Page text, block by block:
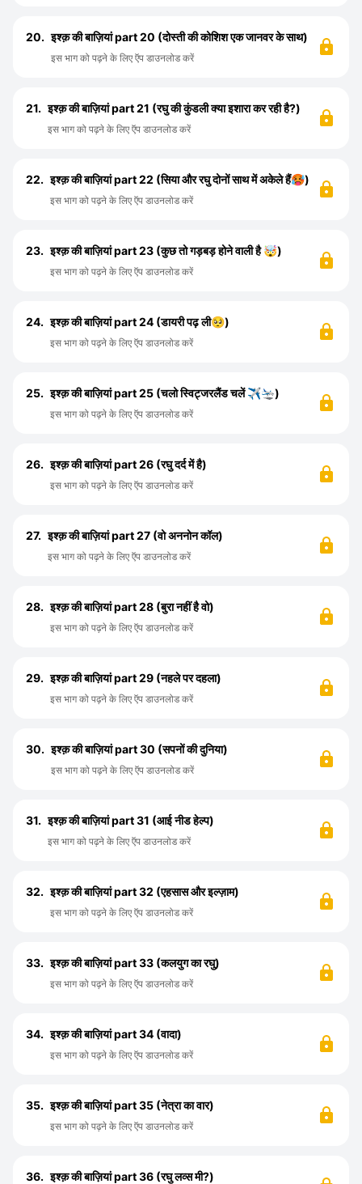
20. इश्क़ की बाज़ियां part 20 (दोस्ती की कोशिश एक जानवर के साथ)
इस भाग को पढ़ने के लिए ऍप डाउनलोड करें
21. इश्क़ की बाज़ियां part 21 (रघु की कुंडली क्या इशारा कर रही है?)
इस भाग को पढ़ने के लिए ऍप डाउनलोड करें
22. इश्क़ की बाज़ियां part 22 (सिया और रघु दोनों साथ में अकेले हैं🥵)
इस भाग को पढ़ने के लिए ऍप डाउनलोड करें
23. इश्क़ की बाज़ियां part 23 (कुछ तो गड़बड़ होने वाली है 🤯)
इस भाग को पढ़ने के लिए ऍप डाउनलोड करें
24. इश्क़ की बाज़ियां part 24 (डायरी पढ़ ली🥺)
इस भाग को पढ़ने के लिए ऍप डाउनलोड करें
25. इश्क़ की बाज़ियां part 25 (चलो स्विट्जरलैंड चलें ✈️🛬)
इस भाग को पढ़ने के लिए ऍप डाउनलोड करें
26. इश्क़ की बाज़ियां part 26 (रघु दर्द में है)
इस भाग को पढ़ने के लिए ऍप डाउनलोड करें
27. इश्क़ की बाज़ियां part 27 (वो अननोन कॉल)
इस भाग को पढ़ने के लिए ऍप डाउनलोड करें
28. इश्क़ की बाज़ियां part 28 (बुरा नहीं है वो)
इस भाग को पढ़ने के लिए ऍप डाउनलोड करें
29. इश्क़ की बाज़ियां part 29 (नहले पर दहला)
इस भाग को पढ़ने के लिए ऍप डाउनलोड करें
30. इश्क़ की बाज़ियां part 30 (सपनों की दुनिया)
इस भाग को पढ़ने के लिए ऍप डाउनलोड करें
31. इश्क़ की बाज़ियां part 31 (आई नीड हेल्प)
इस भाग को पढ़ने के लिए ऍप डाउनलोड करें
32. इश्क़ की बाज़ियां part 32 (एहसास और इल्ज़ाम)
इस भाग को पढ़ने के लिए ऍप डाउनलोड करें
33. इश्क़ की बाज़ियां part 33 (कलयुग का रघु)
इस भाग को पढ़ने के लिए ऍप डाउनलोड करें
34. इश्क़ की बाज़ियां part 34 (वादा)
इस भाग को पढ़ने के लिए ऍप डाउनलोड करें
35. इश्क़ की बाज़ियां part 35 (नेत्रा का वार)
इस भाग को पढ़ने के लिए ऍप डाउनलोड करें
36. इश्क़ की बाज़ियां part 36 (रघु लव्स मी?)